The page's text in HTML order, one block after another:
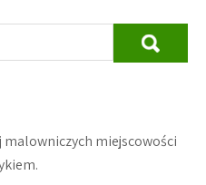
miejscowości